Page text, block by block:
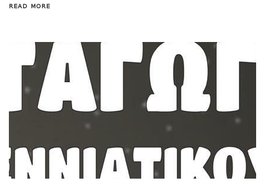
READ MORE